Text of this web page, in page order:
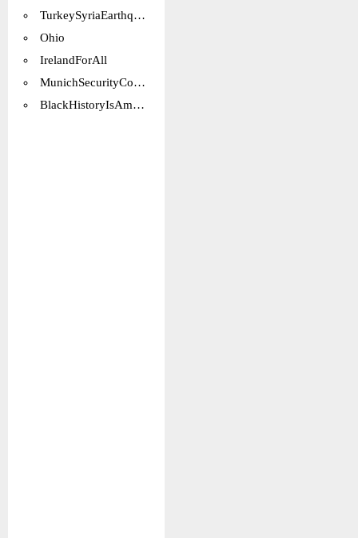
TurkeySyriaEarthquake
Ohio
IrelandForAll
MunichSecurityConference2023
BlackHistoryIsAmericanHistory